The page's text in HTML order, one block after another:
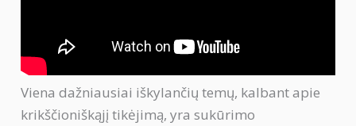
Viena dažniausiai iškylančių temų, kalbant apie
krikščioniškąjį tikėjimą, yra sukūrimo